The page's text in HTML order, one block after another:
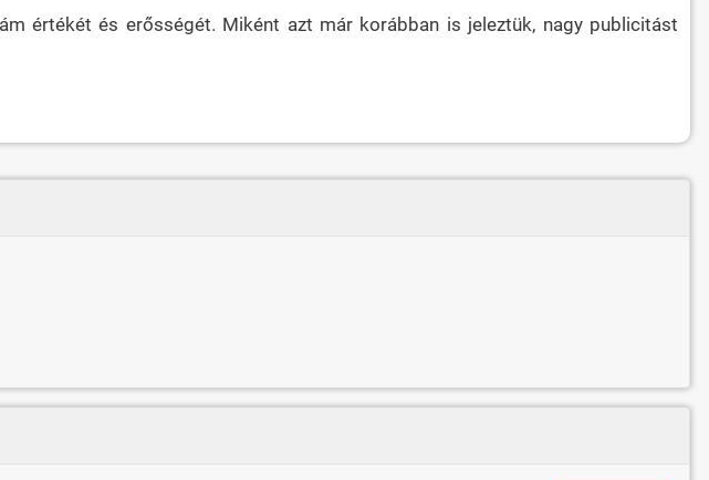
értékét és erősségét. Miként azt már korábban is jeleztük, nagy publicitást